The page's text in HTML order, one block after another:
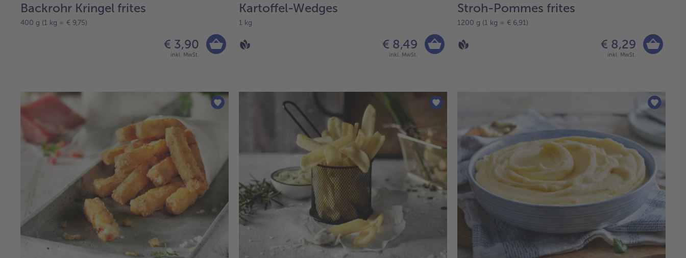
Backrohr Kringel frites
400 g (1 kg = € 9,75)
€ 3,90
inkl. MwSt.
Kartoffel-Wedges
1 kg
€ 8,49
inkl. MwSt.
Stroh-Pommes frites
1200 g (1 kg = € 6,91)
€ 8,29
inkl. MwSt.